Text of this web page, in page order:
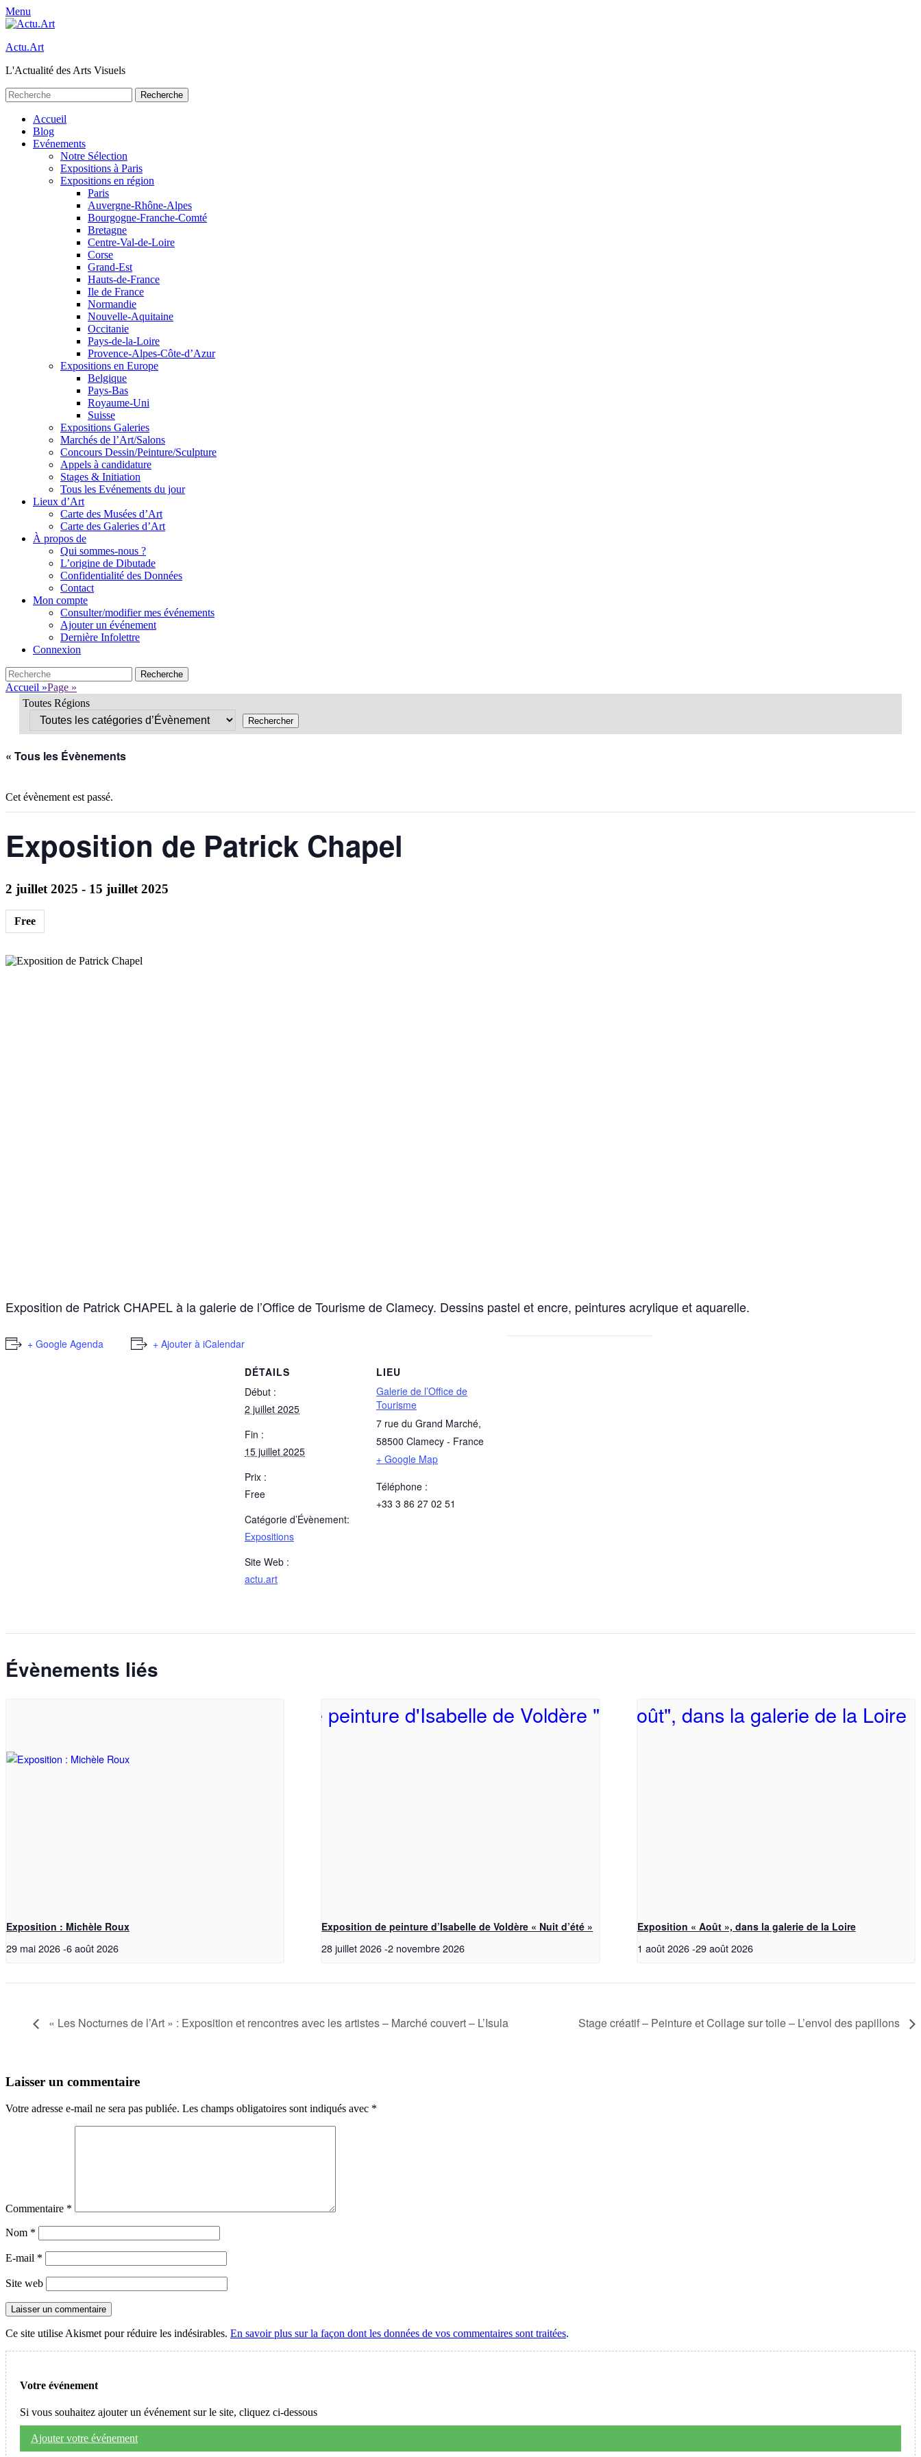
Menu
Actu.Art
L'Actualité des Arts Visuels
Recherche
pour:
Premier
menu
Aller
contenu
Accueil
Blog
Evénements
Notre Sélection
Expositions à Paris
Expositions en région
Paris
Auvergne-Rhône-Alpes
Bourgogne-Franche-Comté
Bretagne
Centre-Val-de-Loire
Corse
Grand-Est
Hauts-de-France
Ile de France
Normandie
Nouvelle-Aquitaine
Occitanie
Pays-de-la-Loire
Provence-Alpes-Côte-d’Azur
Expositions en Europe
Belgique
Pays-Bas
Royaume-Uni
Suisse
Expositions Galeries
Marchés de l’Art/Salons
Concours Dessin/Peinture/Sculpture
Appels à candidature
Stages & Initiation
Tous les Evénements du jour
Lieux d’Art
Carte des Musées d’Art
Carte des Galeries d’Art
À propos de
Qui sommes-nous ?
L’origine de Dibutade
Confidentialité des Données
Contact
Mon compte
Consulter/modifier mes événements
Ajouter un événement
Dernière Infolettre
Connexion
Search
Recherche
pour:
Accueil »Page »
Toutes Régions
« Tous les Évènements
Cet évènement est passé.
Exposition de Patrick Chapel
2 juillet 2025 - 15 juillet 2025
Free
Exposition de Patrick CHAPEL à la galerie de l’Office de Tourisme de Clamecy. Dessins pastel et encre, peintures acrylique et aquarelle.
+ Google Agenda + Ajouter à iCalendar
DÉTAILS
Début :
2 juillet 2025
Fin :
15 juillet 2025
Prix :
Free
Catégorie d’Évènement:
Expositions
Site Web :
actu.art
LIEU
Galerie de l’Office de
Tourisme
7 rue du Grand Marché,
58500 Clamecy - France
+ Google Map
Téléphone :
+33 3 86 27 02 51
Évènements liés
Exposition : Michèle Roux
29 mai 2026-6 août 2026
Exposition de peinture d’Isabelle de Voldère « Nuit d’été »
28 juillet 2026 -2 novembre 2026
Exposition « Août », dans la galerie de la Loire
1 août 2026 -29 août 2026
« Les Nocturnes de l’Art » : Exposition et rencontres avec les artistes – Marché couvert – L’Isula Stage créatif – Peinture et Collage sur toile – L’envol des papillons
Laisser un commentaire
Votre adresse e-mail ne sera pas publiée. Les champs obligatoires sont indiqués avec *
Commentaire *
Nom *
E-mail *
Site web
Ce site utilise Akismet pour réduire les indésirables. En savoir plus sur la façon dont les données de vos commentaires sont traitées.
Votre événement
Si vous souhaitez ajouter un événement sur le site, cliquez ci-dessous
Ajouter votre événement